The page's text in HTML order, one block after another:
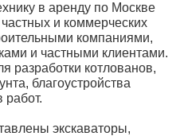
в аренду по Москве
и коммерческих
компаниями,
и частными клиентами.
разработки котлованов,
благоустройства
работ.
экскаваторы,